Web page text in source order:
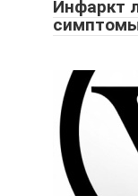
Инфаркт